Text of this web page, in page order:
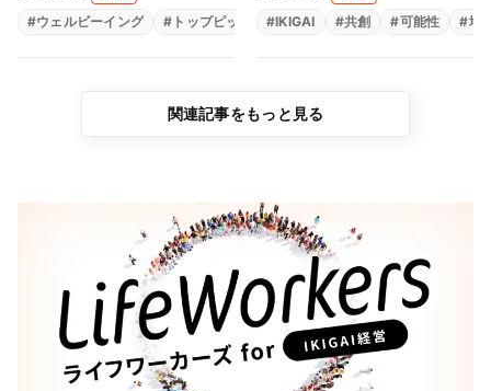
#ウェルビーイング # トップピックアップ # メンタルヘルス # 生きが
祈り（一般社団法人アート
ピースジャパン 矢崎千
#IKIGAI #共創 #可能性 #地
関連記事をもっと見る